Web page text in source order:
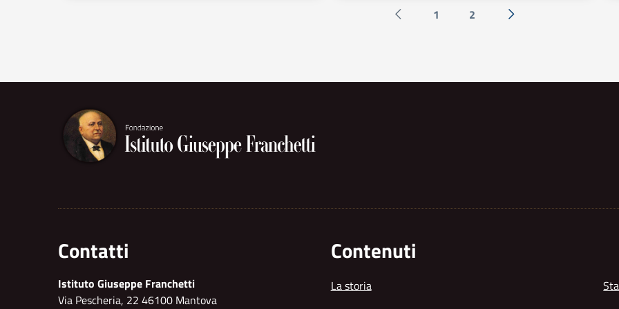
Pagina precedente
1 2 Successiva »
Contatti
Istituto Giuseppe Franchetti
Via Pescheria, 22 46100 Mantova
Contenuti
La storia